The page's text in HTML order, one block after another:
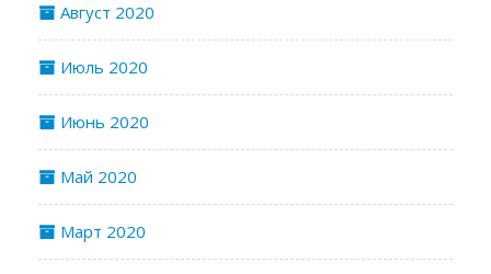
Август 2020
Июль 2020
Июнь 2020
Май 2020
Март 2020